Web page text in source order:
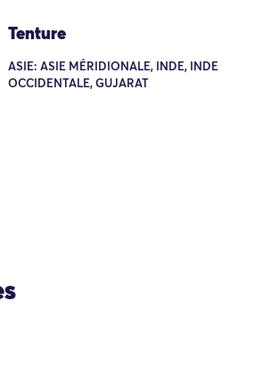
Tenture
ASIE: ASIE MÉRIDIONALE, INDE, INDE
OCCIDENTALE, GUJARAT